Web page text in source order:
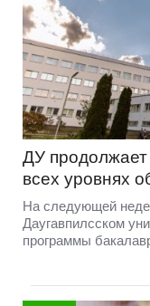
ДУ
всех уровнях
На следующей
Даугавпилсском
программы